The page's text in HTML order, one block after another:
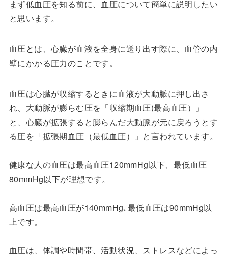
まず低血圧を知る前に、血圧について簡単に説明したい
と思います。
血圧とは、心臓が血液を全身に送り出す際に、血管の内
壁にかかる圧力のことです。
血圧は心臓が収縮するときに血液が大動脈に押し出さ
れ、大動脈が膨らむ圧を「収縮期血圧(最高血圧）」
と、心臓が拡張すると膨らんだ大動脈が元に戻ろうとす
る圧を「拡張期血圧（最低血圧）」と言われています。
健康な人の血圧は最高血圧120mmHg以下、最低血圧
80mmHg以下が理想です。
高血圧は最高血圧が140mmHg､最低血圧は90mmHg以
上です。
血圧は、体調や時間帯、活動状況、ストレスなどによっ